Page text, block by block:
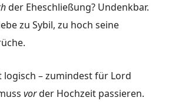
der Eheschließung? Undenkbar.
zu Sybil, zu hoch seine
logisch – zumindest für Lord
vorder Hochzeit passieren.